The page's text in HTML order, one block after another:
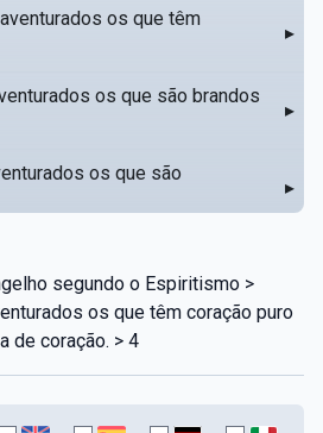
os que têm
▸
os que são brandos
▸
os que são
▸
vossos inimigos
a vossa mão esquerda o
a vosso pai e a vossa mãe
segundo o Espiritismo >
os que têm coração puro
de coração. > 4